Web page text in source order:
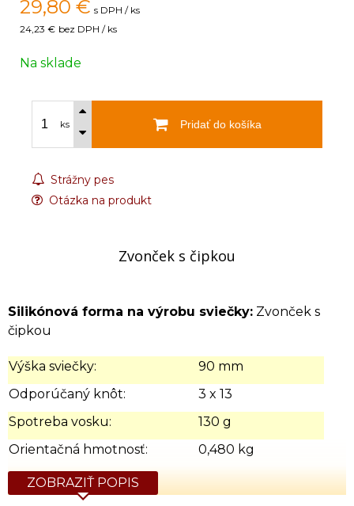
29,80 € s DPH / ks
24,23 € bez DPH / ks
Na sklade
ks Pridať do košíka
Strážny pes
Otázka na produkt
Zvonček s čipkou
Silikónová forma na výrobu sviečky: Zvonček s
čipkou
Výška sviečky:
90 mm
Odporúčaný knôt:
3 x 13
Spotreba vosku:
130 g
Orientačná hmotnosť:
0,480 kg
ZOBRAZIŤ POPIS